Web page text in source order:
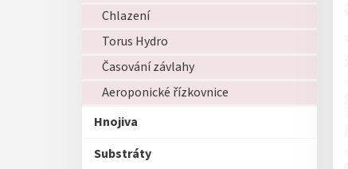
Chlazení
Torus Hydro
Časování závlahy
Aeroponické řízkovnice
Hnojiva
Substráty